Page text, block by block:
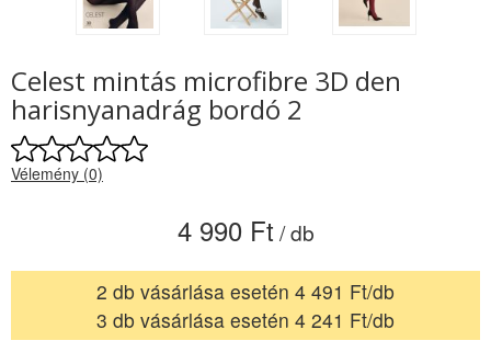
Celest mintás microfibre 3D den
harisnyanadrág bordó 2
Vélemény (0)
4 990 Ft / db
2 db vásárlása esetén 4 491 Ft/db
3 db vásárlása esetén 4 241 Ft/db